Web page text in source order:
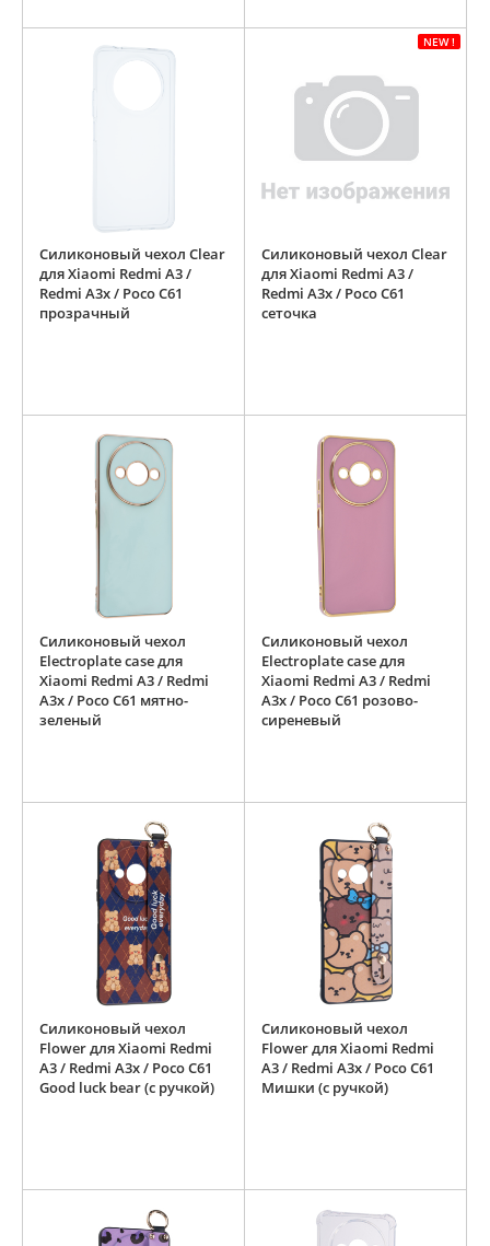
Силиконовый чехол Clear
для Xiaomi Redmi A3 /
Redmi A3x / Poco C61
прозрачный
NEW !
Силиконовый чехол Clear
для Xiaomi Redmi A3 /
Redmi A3x / Poco C61
сеточка
Силиконовый чехол
Electroplate case для
Xiaomi Redmi A3 / Redmi
A3x / Poco C61 мятно-
зеленый
Силиконовый чехол
Electroplate case для
Xiaomi Redmi A3 / Redmi
A3x / Poco C61 розово-
сиреневый
Силиконовый чехол
Flower для Xiaomi Redmi
A3 / Redmi A3x / Poco C61
Good luck bear (с ручкой)
Силиконовый чехол
Flower для Xiaomi Redmi
A3 / Redmi A3x / Poco C61
Мишки (с ручкой)